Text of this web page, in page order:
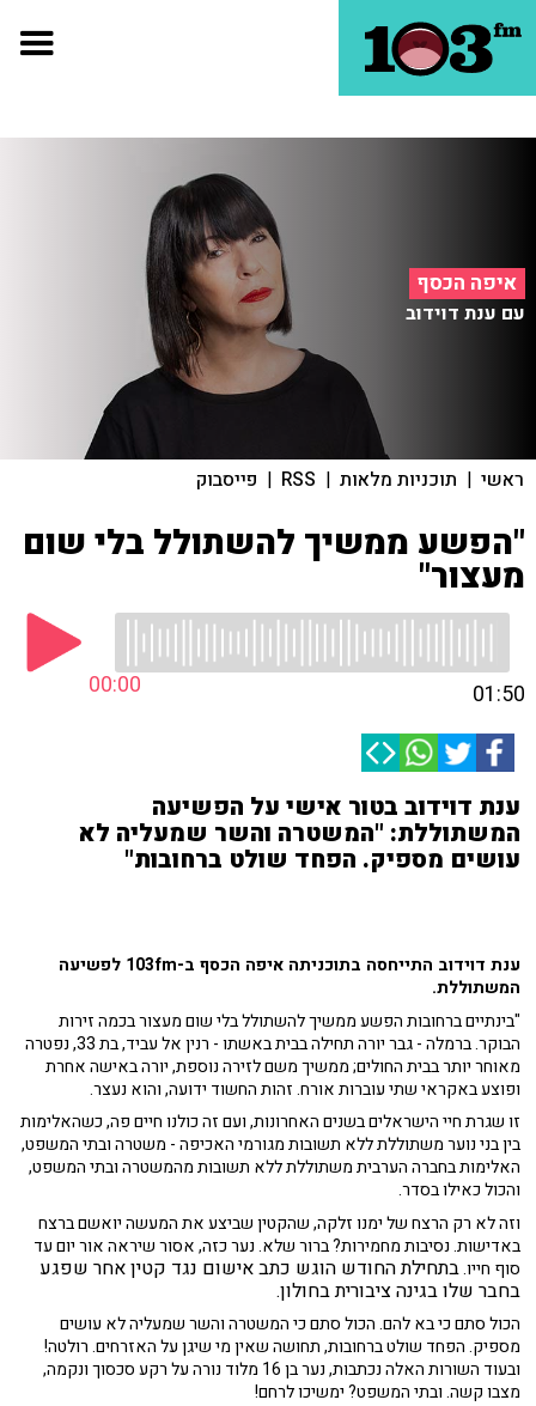
איפה הכסף
עם ענת דוידוב
ראשי | תוכניות מלאות |
RSS
| פייסבוק
"הפשע ממשיך להשתולל בלי שום
מעצור"
00:00 01:50
ענת דוידוב בטור אישי על הפשיעה
המשתוללת: "המשטרה והשר שמעליה לא
עושים מספיק. הפחד שולט ברחובות"
ענת דוידוב התייחסה בתוכניתה איפה הכסף ב-103fm לפשיעה
המשתוללת.
"בינתיים ברחובות הפשע ממשיך להשתולל בלי שום מעצור בכמה זירות
הבוקר. ברמלה - גבר יורה תחילה בבית באשתו - רנין אל עביד, בת 33, נפטרה
מאוחר יותר בבית החולים; ממשיך משם לזירה נוספת, יורה באישה אחרת
ופוצע באקראי שתי עוברות אורח. זהות החשוד ידועה, והוא נעצר.
זו שגרת חיי הישראלים בשנים האחרונות, ועם זה כולנו חיים פה, כשהאלימות
בין בני נוער משתוללת ללא תשובות מגורמי האכיפה - משטרה ובתי המשפט,
האלימות בחברה הערבית משתוללת ללא תשובות מהמשטרה ובתי המשפט,
והכול כאילו בסדר.
וזה לא רק הרצח של ימנו זלקה, שהקטין שביצע את המעשה יואשם ברצח
באדישות. נסיבות מחמירות? ברור שלא. נער כזה, אסור שיראה אור יום עד
סוף חייו.בתחילת החודש הוגש כתב אישום נגד קטין אחר שפגע
בחבר שלו בגינה ציבורית בחולון.
הכול סתם כי בא להם. הכול סתם כי המשטרה והשר שמעליה לא עושים
מספיק. הפחד שולט ברחובות, תחושה שאין מי שיגן על האזרחים. רולטה!
ובעוד השורות האלה נכתבות, נער בן 16 מלוד נורה על רקע סכסוך ונקמה,
מצבו קשה. ובתי המשפט? ימשיכו לרחם!